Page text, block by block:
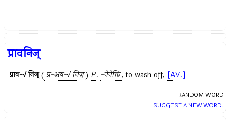
प्रावनिज्
प्राव-√ निज् ( प्र-अव-√ निज्) P. -नेनेक्ति , to wash off, [AV.]
RANDOM WORD
SUGGEST A NEW WORD!